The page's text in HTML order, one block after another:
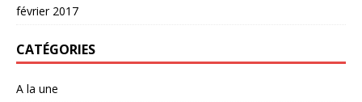
février 2017
CATÉGORIES
A la une